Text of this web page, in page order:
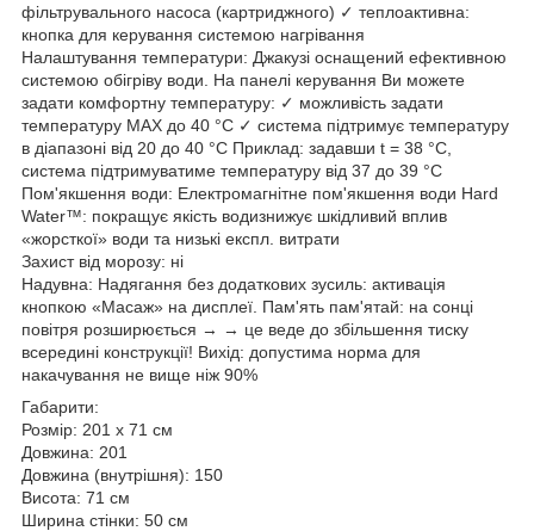
фільтрувального насоса (картриджного) ✓ теплоактивна:
кнопка для керування системою нагрівання
Налаштування температури: Джакузі оснащений ефективною
системою обігріву води. На панелі керування Ви можете
задати комфортну температуру: ✓ можливість задати
температуру MAX до 40 °C ✓ система підтримує температуру
в діапазоні від 20 до 40 °C Приклад: задавши t = 38 °C,
система підтримуватиме температуру від 37 до 39 °C
Пом'якшення води: Електромагнітне пом'якшення води Hard
Water™: покращує якість водизнижує шкідливий вплив
«жорсткої» води та низькі експл. витрати
Захист від морозу: ні
Надувна: Надягання без додаткових зусиль: активація
кнопкою «Масаж» на дисплеї. Пам'ять пам'ятай: на сонці
повітря розширюється → → це веде до збільшення тиску
всередині конструкції! Вихід: допустима норма для
накачування не вище ніж 90%
Габарити:
Розмір: 201 х 71 см
Довжина: 201
Довжина (внутрішня): 150
Висота: 71 см
Ширина стінки: 50 см